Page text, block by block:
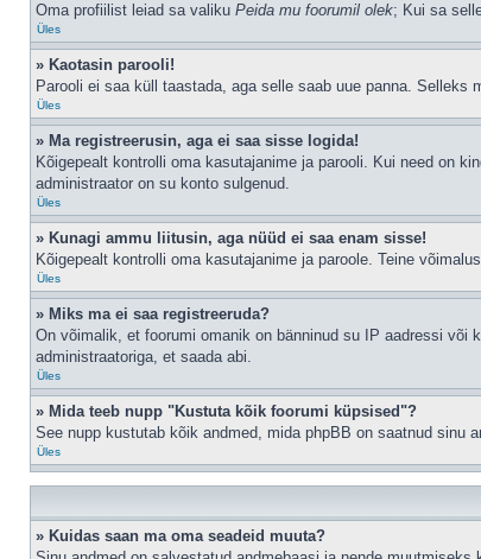
Oma profiilist leiad sa valiku Peida mu foorumil olek; Kui sa
Üles
» Kaotasin parooli!
Parooli ei saa küll taastada, aga selle saab uue panna. Selleks
Üles
» Ma registreerusin, aga ei saa sisse logida!
Kõigepealt kontrolli oma kasutajanime ja parooli. Kui need on
administraator on su konto sulgenud.
Üles
» Kunagi ammu liitusin, aga nüüd ei saa enam sisse!
Kõigepealt kontrolli oma kasutajanime ja paroole. Teine
Üles
» Miks ma ei saa registreeruda?
On võimalik, et foorumi omanik on bänninud su IP aadressi või
administraatoriga, et saada abi.
Üles
» Mida teeb nupp "Kustuta kõik foorumi küpsised"?
See nupp kustutab kõik andmed, mida phpBB on saatnud sinu
Üles
» Kuidas saan ma oma seadeid muuta?